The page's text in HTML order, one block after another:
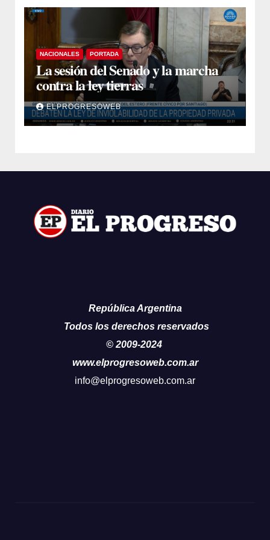
NACIONALES PORTADA
La sesión del Senado y la marcha
contra la ley tierras
ELPROGRESOWEB
República Argentina
Todos los derechos reservados
© 2009-2024
www.elprogresoweb.com.ar
info@elprogresoweb.com.ar